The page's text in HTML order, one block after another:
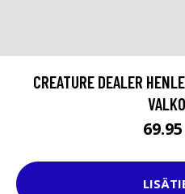
CREATURE DEALER